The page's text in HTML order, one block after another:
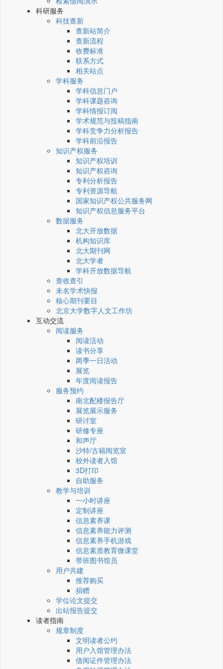
科研服务
科技查新
查新站简介
查新流程
收费标准
联系方式
相关站点
学科服务
学科信息门户
学科课题咨询
学科情报订阅
学术规范与投稿指南
学科竞争力分析报告
学科前沿报告
知识产权服务
知识产权培训
知识产权咨询
专利分析报告
专利资源导航
国家知识产权公共服务网
知识产权信息服务平台
数据服务
北大开放数据
机构知识库
北大期刊网
北大学者
学科开放数据导航
查收查引
未名学术快报
核心期刊要目
北京大学数字人文工作坊
互动交流
阅读服务
阅读活动
读书分享
两季一日活动
展览
年度阅读报告
服务预约
南北配楼报告厅
展览展示服务
研讨室
研修专座
和声厅
沙特/古籍阅览室
校外读者入馆
3D打印
自助服务
教学与培训
一小时讲座
定制讲座
信息素养课
信息素养能力评测
信息素养手机游戏
信息素质教育微课堂
带班图书馆员
用户共建
推荐购买
捐赠
学位论文提交
出站报告提交
读者指南
规章制度
文明读者公约
用户入馆管理办法
借阅证件管理办法